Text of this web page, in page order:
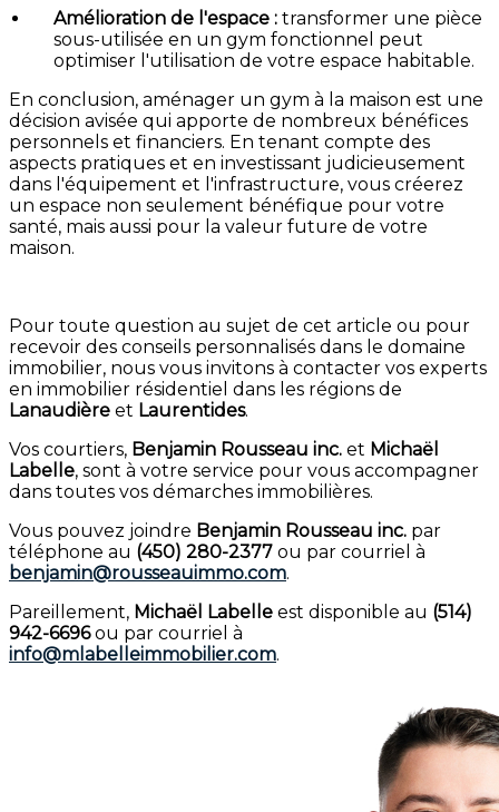
Amélioration de l'espace : transformer une pièce
sous-utilisée en un gym fonctionnel peut
optimiser l'utilisation de votre espace habitable.
En conclusion, aménager un gym à la maison est une
décision avisée qui apporte de nombreux bénéfices
personnels et financiers. En tenant compte des
aspects pratiques et en investissant judicieusement
dans l'équipement et l'infrastructure, vous créerez
un espace non seulement bénéfique pour votre
santé, mais aussi pour la valeur future de votre
maison.
Pour toute question au sujet de cet article ou pour
recevoir des conseils personnalisés dans le domaine
immobilier, nous vous invitons à contacter vos experts
en immobilier résidentiel dans les régions de
Lanaudière et Laurentides.
Vos courtiers, Benjamin Rousseau inc. et Michaël
Labelle, sont à votre service pour vous accompagner
dans toutes vos démarches immobilières.
Vous pouvez joindre Benjamin Rousseau inc. par
téléphone au (450) 280-2377 ou par courriel à
benjamin@rousseauimmo.com.
Pareillement, Michaël Labelle est disponible au (514)
942-6696ou par courriel à
info@mlabelleimmobilier.com.